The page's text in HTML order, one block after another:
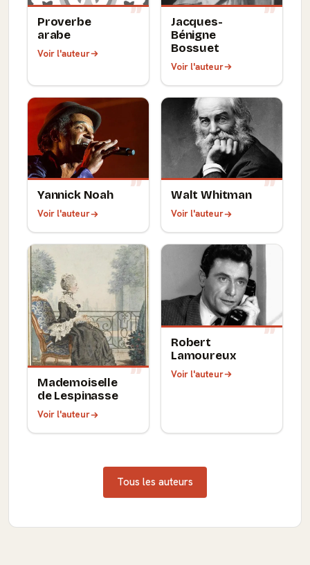
Proverbe
arabe
Voir l'auteur
Jacques-
Bénigne
Bossuet
Voir l'auteur
Yannick Noah
Voir l'auteur
Walt Whitman
Voir l'auteur
Mademoiselle
de Lespinasse
Voir l'auteur
Robert
Lamoureux
Voir l'auteur
Tous les auteurs